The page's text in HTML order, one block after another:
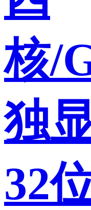
核/
独
32